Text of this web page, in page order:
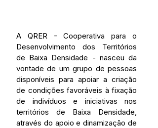
A QRER - Cooperativa para o
Desenvolvimento dos Territórios
de Baixa Densidade - nasceu da
vontade de um grupo de pessoas
disponíveis para apoiar a criação
de condições favoráveis à fixação
de indivíduos e iniciativas nos
territórios de Baixa Densidade,
através do apoio e dinamização de